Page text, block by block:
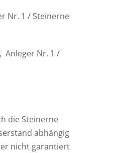
Nr. 1 / Steinerne
Anleger Nr. 1 /
die Steinerne
abhängig
nicht garantiert